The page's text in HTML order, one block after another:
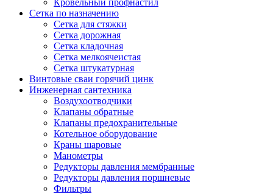
Кровельный профнастил
Сетка по назначению
Сетка для стяжки
Сетка дорожная
Сетка кладочная
Сетка мелкоячеистая
Сетка штукатурная
Винтовые сваи горячий цинк
Инженерная сантехника
Воздухоотводчики
Клапаны обратные
Клапаны предохранительные
Котельное оборудование
Краны шаровые
Манометры
Редукторы давления мембранные
Редукторы давления поршневые
Фильтры